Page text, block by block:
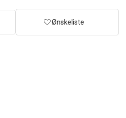
Ønskeliste